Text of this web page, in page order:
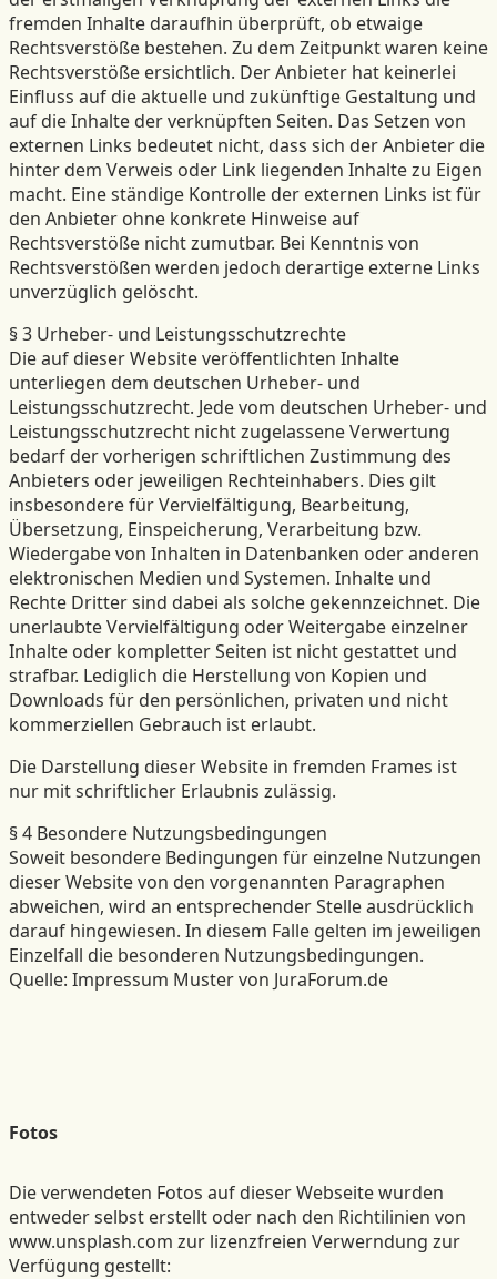
fremden Inhalte daraufhin überprüft, ob etwaige
Rechtsverstöße bestehen. Zu dem Zeitpunkt waren keine
Rechtsverstöße ersichtlich. Der Anbieter hat keinerlei
Einfluss auf die aktuelle und zukünftige Gestaltung und
auf die Inhalte der verknüpften Seiten. Das Setzen von
externen Links bedeutet nicht, dass sich der Anbieter die
hinter dem Verweis oder Link liegenden Inhalte zu Eigen
macht. Eine ständige Kontrolle der externen Links ist für
den Anbieter ohne konkrete Hinweise auf
Rechtsverstöße nicht zumutbar. Bei Kenntnis von
Rechtsverstößen werden jedoch derartige externe Links
unverzüglich gelöscht.
§ 3 Urheber- und Leistungsschutzrechte
Die auf dieser Website veröffentlichten Inhalte
unterliegen dem deutschen Urheber- und
Leistungsschutzrecht. Jede vom deutschen Urheber- und
Leistungsschutzrecht nicht zugelassene Verwertung
bedarf der vorherigen schriftlichen Zustimmung des
Anbieters oder jeweiligen Rechteinhabers. Dies gilt
insbesondere für Vervielfältigung, Bearbeitung,
Übersetzung, Einspeicherung, Verarbeitung bzw.
Wiedergabe von Inhalten in Datenbanken oder anderen
elektronischen Medien und Systemen. Inhalte und
Rechte Dritter sind dabei als solche gekennzeichnet. Die
unerlaubte Vervielfältigung oder Weitergabe einzelner
Inhalte oder kompletter Seiten ist nicht gestattet und
strafbar. Lediglich die Herstellung von Kopien und
Downloads für den persönlichen, privaten und nicht
kommerziellen Gebrauch ist erlaubt.
Die Darstellung dieser Website in fremden Frames ist
nur mit schriftlicher Erlaubnis zulässig.
§ 4 Besondere Nutzungsbedingungen
Soweit besondere Bedingungen für einzelne Nutzungen
dieser Website von den vorgenannten Paragraphen
abweichen, wird an entsprechender Stelle ausdrücklich
darauf hingewiesen. In diesem Falle gelten im jeweiligen
Einzelfall die besonderen Nutzungsbedingungen.
Quelle: Impressum Muster von JuraForum.de
Fotos
Die verwendeten Fotos auf dieser Webseite wurden
entweder selbst erstellt oder nach den Richtilinien von
www.unsplash.com zur lizenzfreien Verwerndung zur
Verfügung gestellt: